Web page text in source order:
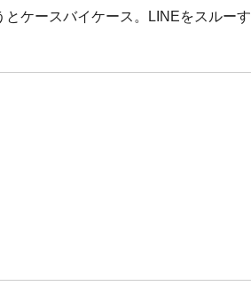
ケースバイケース。LINEをスルーす